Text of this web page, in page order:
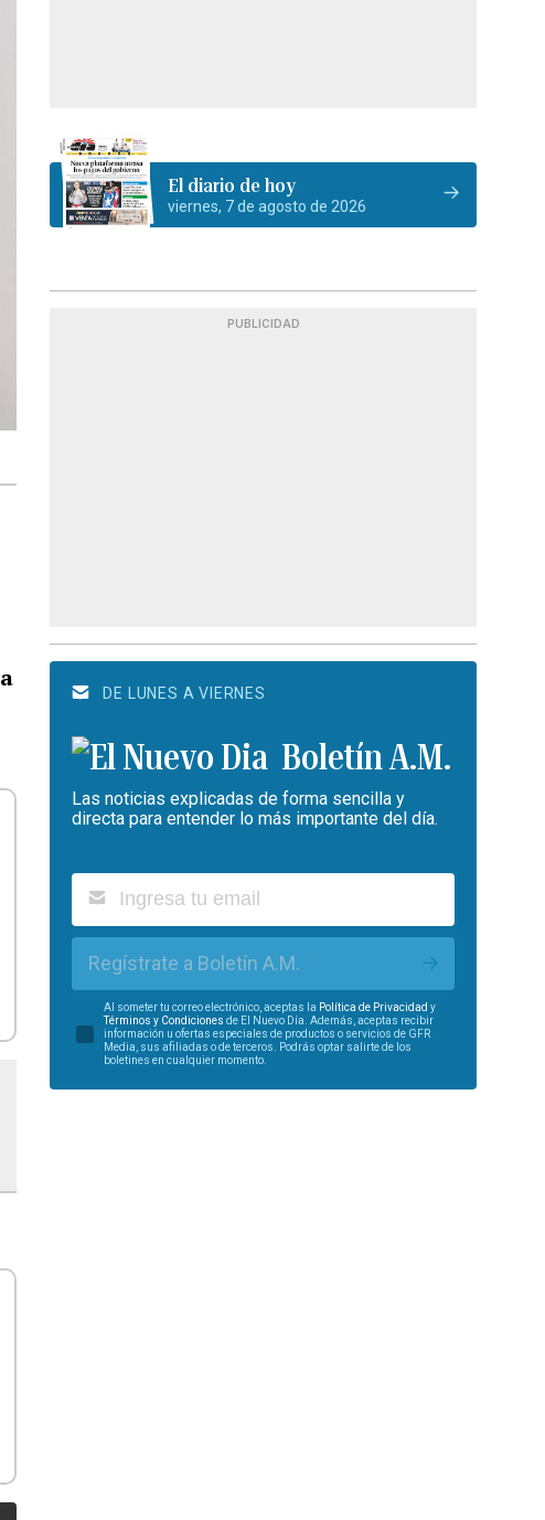
El diario de hoy
viernes, 7 de agosto de 2026
PUBLICIDAD
DE LUNES A VIERNES
Boletín A.M.
Las noticias explicadas de forma sencilla y
directa para entender lo más importante del día.
Regístrate a Boletín A.M.
Al someter tu correo electrónico, aceptas la Política de Privacidad y
Términos y Condiciones de El Nuevo Día. Además, aceptas recibir
información u ofertas especiales de productos o servicios de GFR
Media, sus afiliadas o de terceros. Podrás optar salirte de los
boletines en cualquier momento.